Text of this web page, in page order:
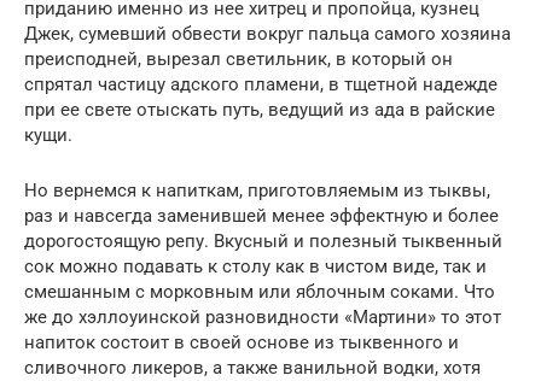
приданию именно из нее хитрец и пропойца, кузнец
Джек, сумевший обвести вокруг пальца самого хозяина
преисподней, вырезал светильник, в который он
спрятал частицу адского пламени, в тщетной надежде
при ее свете отыскать путь, ведущий из ада в райские
кущи.
Но вернемся к напиткам, приготовляемым из тыквы,
раз и навсегда заменившей менее эффектную и более
дорогостоящую репу. Вкусный и полезный тыквенный
сок можно подавать к столу как в чистом виде, так и
смешанным с морковным или яблочным соками. Что
же до хэллоуинской разновидности «Мартини» то этот
напиток состоит в своей основе из тыквенного и
сливочного ликеров, а также ванильной водки, хотя